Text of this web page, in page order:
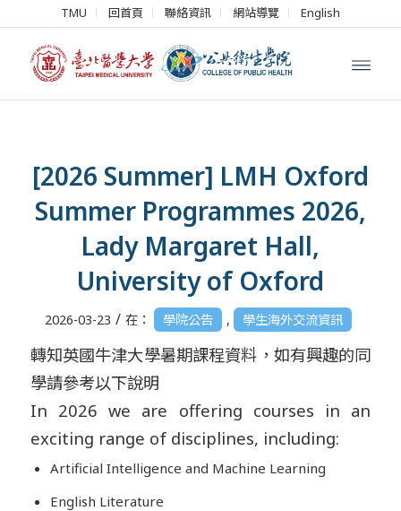
TMU 回首頁 聯絡資訊 網站導覽 English
[2026 Summer] LMH Oxford
Summer Programmes 2026,
Lady Margaret Hall,
University of Oxford
2026-03-23 / 在： 學院公告 , 學生海外交流資訊
轉知英國牛津大學暑期課程資料，如有興趣的同
學請參考以下說明
In 2026 we are offering courses in an
exciting range of disciplines, including:
Artificial Intelligence and Machine Learning
English Literature